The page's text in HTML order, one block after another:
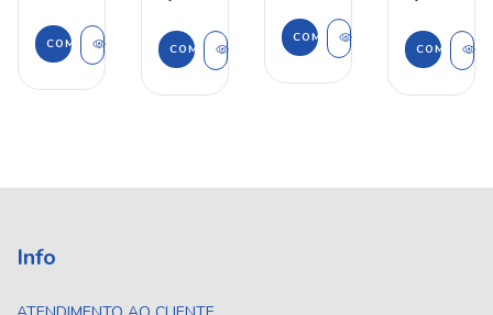
ARMAMENT
MADEIRA
REAL -
MATRIX
Info